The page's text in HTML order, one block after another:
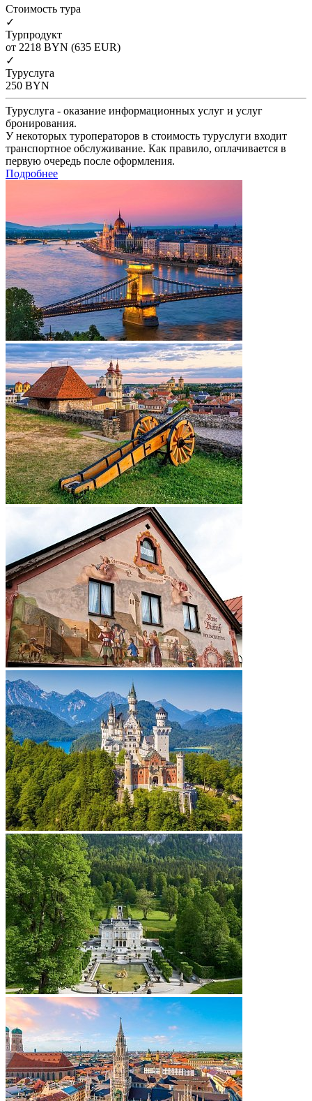
Cтоимость тура
✓
Турпродукт
от 2218 BYN (635 EUR)
✓
Туруслуга
250 BYN
Туруслуга - оказание информационных услуг и услуг
бронирования.
У некоторых туроператоров в стоимость туруслуги входит
транспортное обслуживание. Как правило, оплачивается в
первую очередь после оформления.
Подробнее